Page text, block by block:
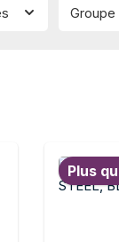
Plus